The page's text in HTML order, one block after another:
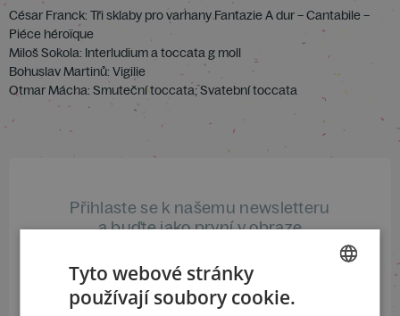
César Franck: Tři sklaby pro varhany Fantazie A dur – Cantabile –
Piéce héroïque
Miloš Sokola: Interludium a toccata g moll
Bohuslav Martinů: Vigilie
Otmar Mácha: Smuteční toccata; Svatební toccata
Přihlaste se k našemu newsletteru
a buďte jako první v obraze
ODEBÍRAT NEWSLETTER
Tyto webové stránky
používají soubory cookie.